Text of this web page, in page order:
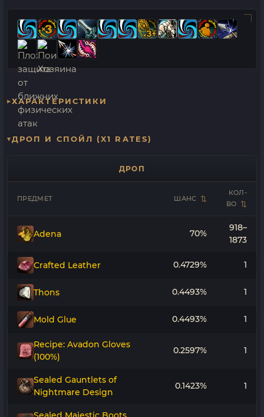
ХАРАКТЕРИСТИКИ
ДРОП И СПОЙЛ (X1 RATES)
ДРОП
ПРЕДМЕТ ШАНС
КОЛ-
ВО
Adena 70%
918–
1873
Crafted Leather 0.4729% 1
Thons 0.4493% 1
Mold Glue 0.4493% 1
Recipe: Avadon Gloves
(100%)
0.2597% 1
Sealed Gauntlets of
Nightmare Design
0.1423% 1